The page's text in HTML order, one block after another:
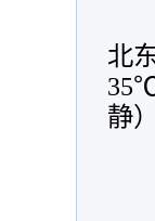
北
静）